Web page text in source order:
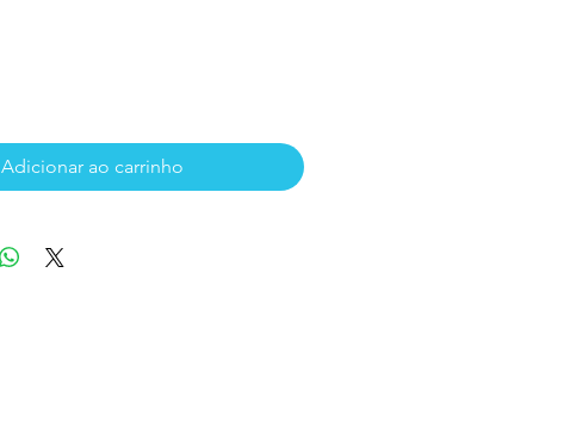
Adicionar ao carrinho